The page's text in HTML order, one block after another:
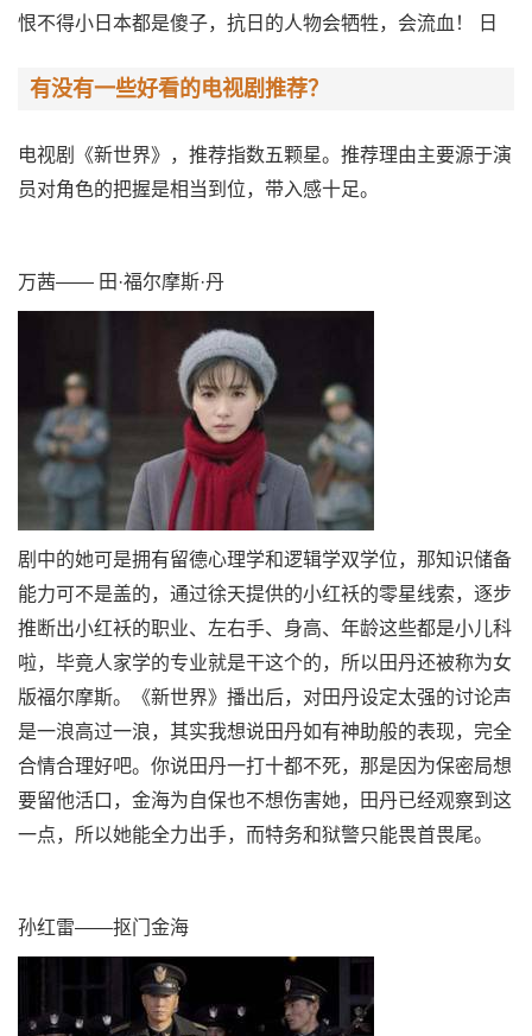
恨不得小日本都是傻子，抗日的人物会牺牲，会流血！ 日
有没有一些好看的电视剧推荐？
电视剧《新世界》，推荐指数五颗星。推荐理由主要源于演
员对角色的把握是相当到位，带入感十足。
万茜—— 田·福尔摩斯·丹
剧中的她可是拥有留德心理学和逻辑学双学位，那知识储备
能力可不是盖的，通过徐天提供的小红袄的零星线索，逐步
推断出小红袄的职业、左右手、身高、年龄这些都是小儿科
啦，毕竟人家学的专业就是干这个的，所以田丹还被称为女
版福尔摩斯。《新世界》播出后，对田丹设定太强的讨论声
是一浪高过一浪，其实我想说田丹如有神助般的表现，完全
合情合理好吧。你说田丹一打十都不死，那是因为保密局想
要留他活口，金海为自保也不想伤害她，田丹已经观察到这
一点，所以她能全力出手，而特务和狱警只能畏首畏尾。
孙红雷——抠门金海